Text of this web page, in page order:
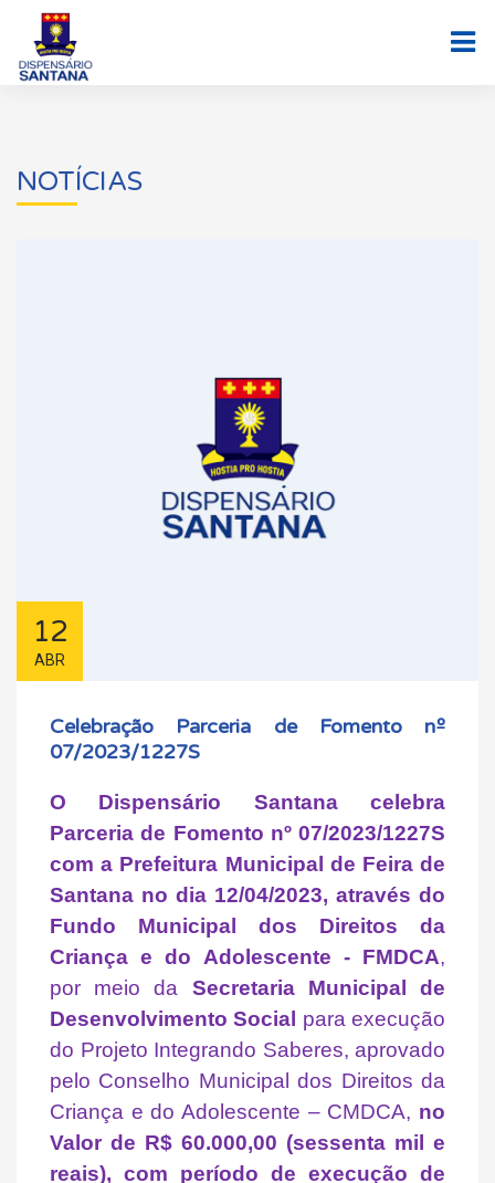
NOTÍCIAS
12
ABR
Celebração Parceria de Fomento nº
07/2023/1227S
O Dispensário Santana celebra
Parceria de Fomento nº 07/2023/1227S
com a Prefeitura Municipal de Feira de
Santana no dia 12/04/2023, através do
Fundo Municipal dos Direitos da
Criança e do Adolescente - FMDCA,
por meio da Secretaria Municipal de
Desenvolvimento Social para execução
do Projeto Integrando Saberes, aprovado
pelo Conselho Municipal dos Direitos da
Criança e do Adolescente – CMDCA, no
Valor de R$ 60.000,00 (sessenta mil e
reais), com período de execução de